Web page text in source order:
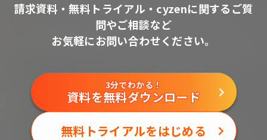
請求資料・無料トライアル・cyzenに関するご質
問やご相談など
お気軽にお問い合わせください。
3分でわかる！
資料を無料ダウンロード
無料トライアルをはじめる